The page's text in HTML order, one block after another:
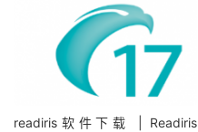
readiris软件下载 | Readiris